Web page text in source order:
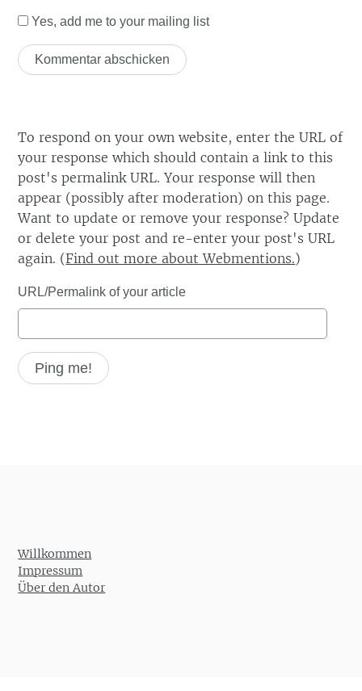
Yes, add me to your mailing list
To respond on your own website, enter the URL of
your response which should contain a link to this
post's permalink URL. Your response will then
appear (possibly after moderation) on this page.
Want to update or remove your response? Update
or delete your post and re-enter your post's URL
again. (Find out more about Webmentions.)
URL/Permalink of your article
Willkommen
Impressum
Über den Autor